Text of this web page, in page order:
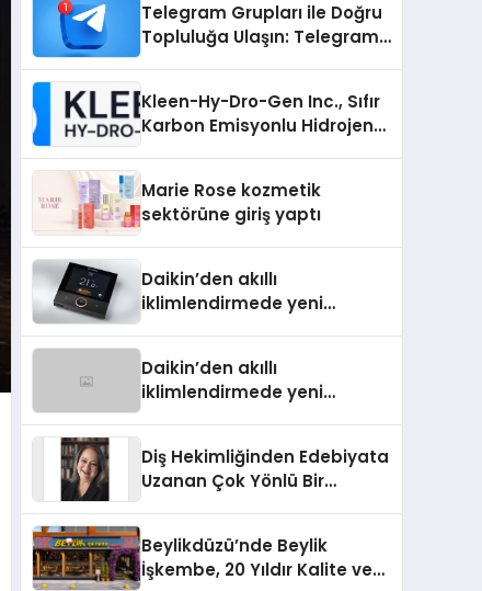
Telegram Grupları ile Doğru
Topluluğa Ulaşın: Telegram
Kleen-Hy-Dro-Gen Inc., Sıfır
Karbon Emisyonlu Hidrojen
Aldı
Marie Rose kozmetik
sektörüne giriş yaptı
Daikin’den akıllı
iklimlendirmede yeni
Daikin’den akıllı
iklimlendirmede yeni
Diş Hekimliğinden Edebiyata
Uzanan Çok Yönlü Bir
Beylikdüzü’nde Beylik
İşkembe, 20 Yıldır Kalite ve